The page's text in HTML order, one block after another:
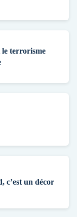
terrorisme
c’est un décor